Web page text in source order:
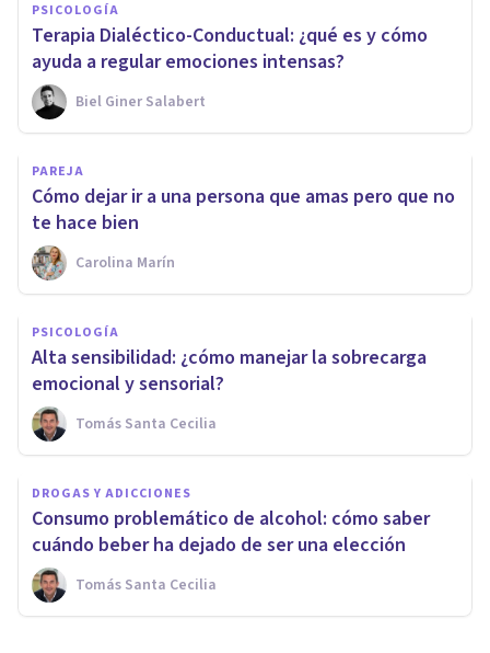
PSICOLOGÍA
Terapia Dialéctico-Conductual: ¿qué es y cómo
ayuda a regular emociones intensas?
Biel Giner Salabert
PAREJA
Cómo dejar ir a una persona que amas pero que no
te hace bien
Carolina Marín
PSICOLOGÍA
Alta sensibilidad: ¿cómo manejar la sobrecarga
emocional y sensorial?
Tomás Santa Cecilia
DROGAS Y ADICCIONES
Consumo problemático de alcohol: cómo saber
cuándo beber ha dejado de ser una elección
Tomás Santa Cecilia